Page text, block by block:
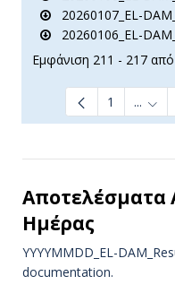
20260107_EL-
20260106_EL-
Εμφάνιση 211 - 217
1 ...
Αποτελέσματα
Ημέρας
YYYYMMDD_EL-
documentation.